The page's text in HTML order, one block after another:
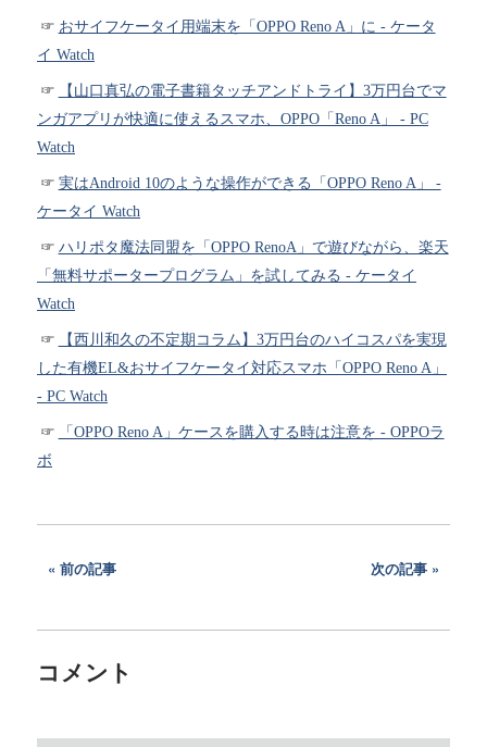
おサイフケータイ用端末を「OPPO Reno A」に - ケータ
イ Watch
【山口真弘の電子書籍タッチアンドトライ】3万円台でマ
ンガアプリが快適に使えるスマホ、OPPO「Reno A」 - PC
Watch
実はAndroid 10のような操作ができる「OPPO Reno A」 -
ケータイ Watch
ハリポタ魔法同盟を「OPPO RenoA」で遊びながら、楽天
「無料サポータープログラム」を試してみる - ケータイ
Watch
【西川和久の不定期コラム】3万円台のハイコスパを実現
した有機EL&おサイフケータイ対応スマホ「OPPO Reno A」
- PC Watch
「OPPO Reno A」ケースを購入する時は注意を - OPPOラ
ボ
前の記事 次の記事
コメント